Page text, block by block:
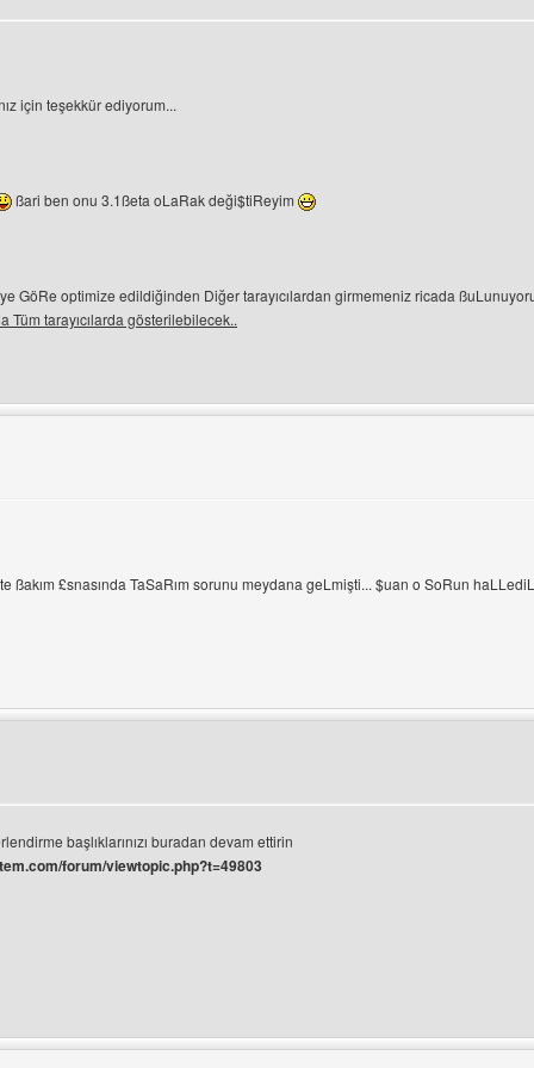
için teşekkür ediyorum...
ßari ben onu 3.1ßeta oLaRak deği$tiReyim
GöRe optimize edildiğinden Diğer tarayıcılardan girmemeniz ricada
Tüm tarayıcılarda gösterilebilecek..
ziyaret et: media-turk
ßakım £snasında TaSaRım sorunu meydana geLmişti... $uan o SoRun
ziyaret et: media-turk
başlıklarınızı buradan devam ettirin
forum/viewtopic.php?t=49803
ziyaret et: besiktascarsifan